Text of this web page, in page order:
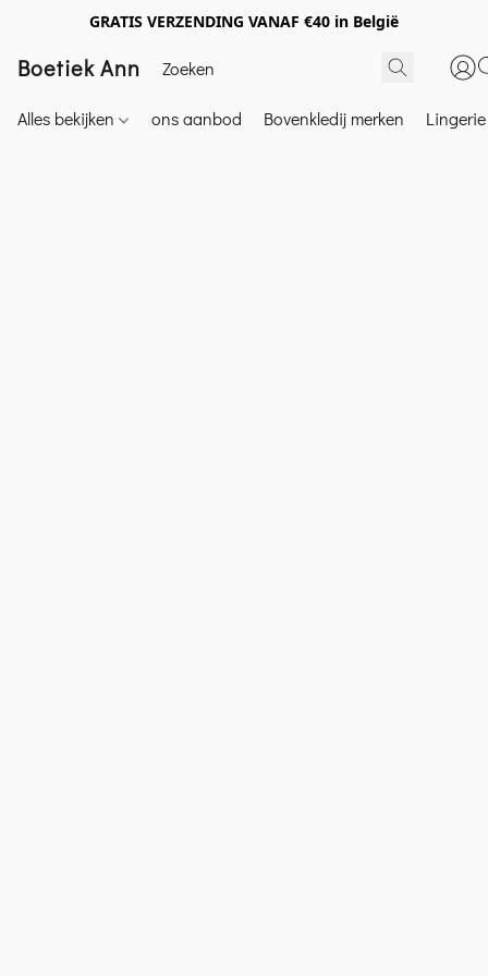
GRATIS VERZENDING VANAF €40 in België
Boetiek Ann
Alles bekijken ons aanbod Bovenkledij merken